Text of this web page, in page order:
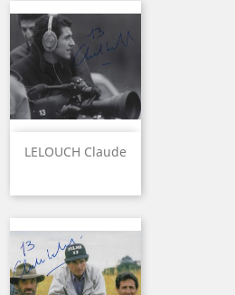
LELOUCH Claude